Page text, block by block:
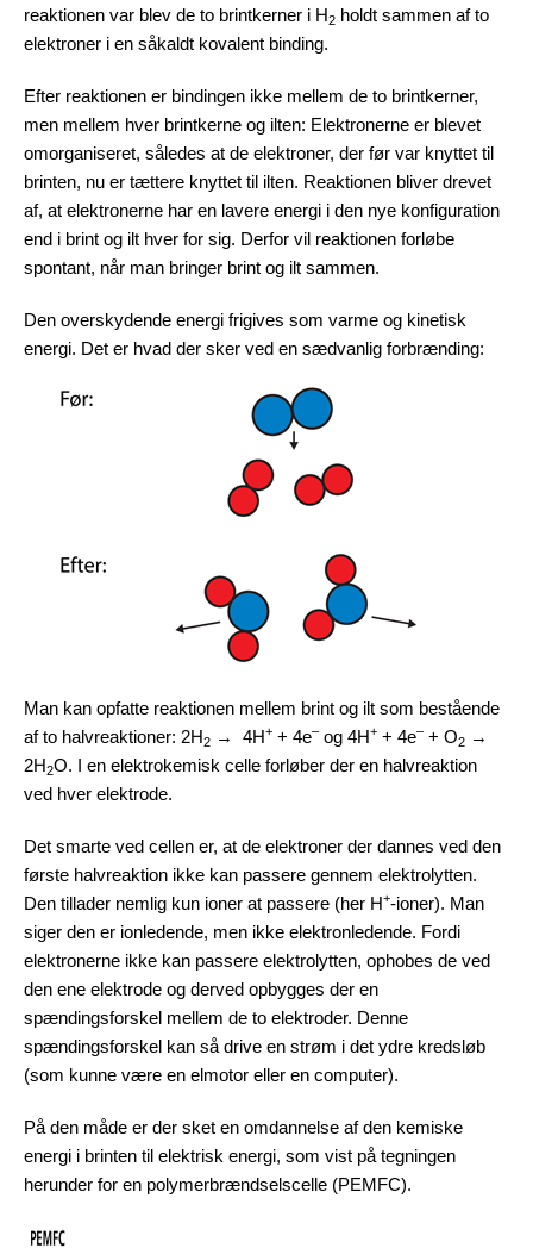
reaktionen var blev de to brintkerner i H2 holdt sammen af to
elektroner i en såkaldt kovalent binding.
Efter reaktionen er bindingen ikke mellem de to brintkerner,
men mellem hver brintkerne og ilten: Elektronerne er blevet
omorganiseret, således at de elektroner, der før var knyttet til
brinten, nu er tættere knyttet til ilten. Reaktionen bliver drevet
af, at elektronerne har en lavere energi i den nye konfiguration
end i brint og ilt hver for sig. Derfor vil reaktionen forløbe
spontant, når man bringer brint og ilt sammen.
Den overskydende energi frigives som varme og kinetisk
energi. Det er hvad der sker ved en sædvanlig forbrænding:
Man kan opfatte reaktionen mellem brint og ilt som bestående
af to halvreaktioner: 2H2 → 4H+ + 4e– og 4H+ + 4e– + O2 →
2H2O. I en elektrokemisk celle forløber der en halvreaktion
ved hver elektrode.
Det smarte ved cellen er, at de elektroner der dannes ved den
første halvreaktion ikke kan passere gennem elektrolytten.
Den tillader nemlig kun ioner at passere (her H+-ioner). Man
siger den er ionledende, men ikke elektronledende. Fordi
elektronerne ikke kan passere elektrolytten, ophobes de ved
den ene elektrode og derved opbygges der en
spændingsforskel mellem de to elektroder. Denne
spændingsforskel kan så drive en strøm i det ydre kredsløb
(som kunne være en elmotor eller en computer).
På den måde er der sket en omdannelse af den kemiske
energi i brinten til elektrisk energi, som vist på tegningen
herunder for en polymerbrændselscelle (PEMFC).